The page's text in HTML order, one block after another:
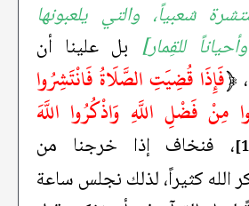
شعبياً، والتي يلعبونها
للقِمار] بل علينا أن
﴿فَإِذَا قُضِيَتِ الصَّلَاةُ فَانْتَشِرُوا
مِنْ فَضْلِ اللَّهِ وَاذْكُرُوا اللَّهَ
، فنخاف إذا خرجنا من
الله كثيراً، لذلك نجلس ساعة